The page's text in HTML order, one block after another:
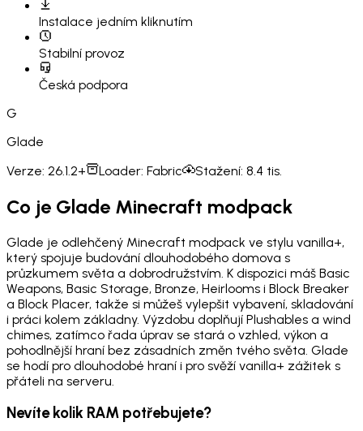
Instalace jedním kliknutím
Stabilní provoz
Česká podpora
G
Glade
Verze: 26.1.2+ Loader: Fabric Stažení: 8.4 tis.
Co je Glade Minecraft modpack
Glade je odlehčený Minecraft modpack ve stylu vanilla+,
který spojuje budování dlouhodobého domova s
průzkumem světa a dobrodružstvím. K dispozici máš Basic
Weapons, Basic Storage, Bronze, Heirlooms i Block Breaker
a Block Placer, takže si můžeš vylepšit vybavení, skladování
i práci kolem základny. Výzdobu doplňují Plushables a wind
chimes, zatímco řada úprav se stará o vzhled, výkon a
pohodlnější hraní bez zásadních změn tvého světa. Glade
se hodí pro dlouhodobé hraní i pro svěží vanilla+ zážitek s
přáteli na serveru.
Nevíte kolik RAM potřebujete?